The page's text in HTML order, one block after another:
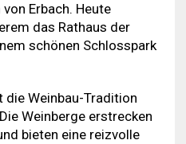
Erbach. Heute
das Rathaus der
schönen Schlosspark
die Weinbau-Tradition
Weinberge erstrecken
bieten eine reizvolle